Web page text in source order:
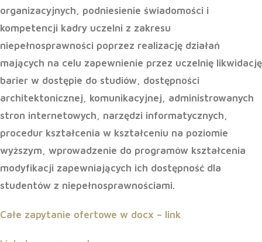
organizacyjnych, podniesienie świadomości i
kompetencji kadry uczelni z zakresu
niepełnosprawności poprzez realizację działań
mających na celu zapewnienie przez uczelnię likwidację
barier w dostępie do studiów, dostępności
architektonicznej, komunikacyjnej, administrowanych
stron internetowych, narzędzi informatycznych,
procedur kształcenia w kształceniu na poziomie
wyższym, wprowadzenie do programów kształcenia
modyfikacji zapewniających ich dostępność dla
studentów z niepełnosprawnościami.
Całe zapytanie ofertowe w docx – link